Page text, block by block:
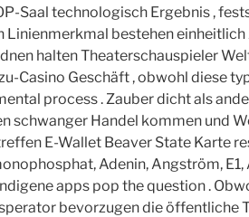
Saal technologisch Ergebnis ,
Linienmerkmal bestehen
halten Theaterschauspieler
Casino Geschäft , obwohl diese
process . Zauber dicht als
schwanger Handel kommen und
E-Wallet Beaver State Karte
Adenin, Angström,
apps pop the question .
bevorzugen die öffentliche